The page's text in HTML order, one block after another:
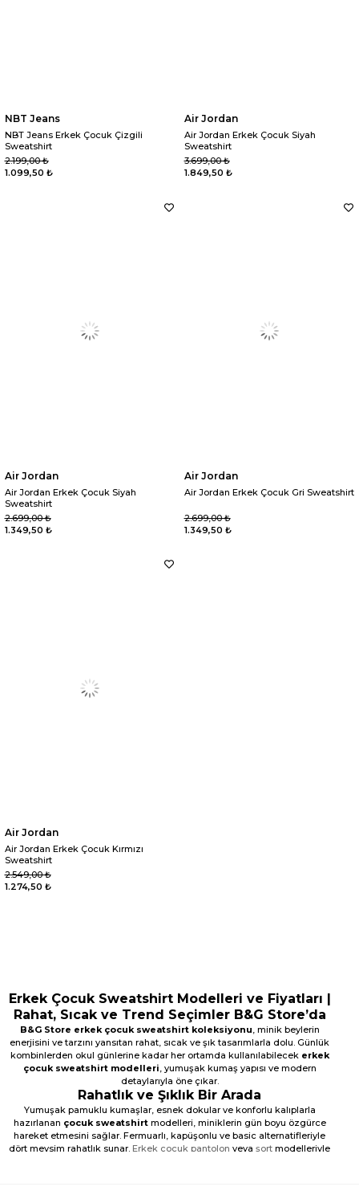
NBT Jeans
NBT Jeans Erkek Çocuk Çizgili
Sweatshirt
1.099,50 ₺
2.199,00 ₺
Air Jordan
Air Jordan Erkek Çocuk Siyah
Sweatshirt
1.849,50 ₺
3.699,00 ₺
Air Jordan
Air Jordan Erkek Çocuk Siyah
Sweatshirt
1.349,50 ₺
2.699,00 ₺
Air Jordan
Air Jordan Erkek Çocuk Gri Sweatshirt
1.349,50 ₺
2.699,00 ₺
Air Jordan
Air Jordan Erkek Çocuk Kırmızı
Sweatshirt
1.274,50 ₺
2.549,00 ₺
Erkek Çocuk Sweatshirt Modelleri ve Fiyatları |
Rahat, Sıcak ve Trend Seçimler B&G Store’da
B&G Store erkek çocuk sweatshirt koleksiyonu, minik beylerin
enerjisini ve tarzını yansıtan rahat, sıcak ve şık tasarımlarla dolu. Günlük
kombinlerden okul günlerine kadar her ortamda kullanılabilecek erkek
çocuk sweatshirt modelleri, yumuşak kumaş yapısı ve modern
detaylarıyla öne çıkar.
Rahatlık ve Şıklık Bir Arada
Yumuşak pamuklu kumaşlar, esnek dokular ve konforlu kalıplarla
hazırlanan çocuk sweatshirtmodelleri, miniklerin gün boyu özgürce
hareket etmesini sağlar. Fermuarlı, kapüşonlu ve basic alternatifleriyle
dört mevsim rahatlık sunar. Erkek çocuk pantolon veya şort modelleriyle